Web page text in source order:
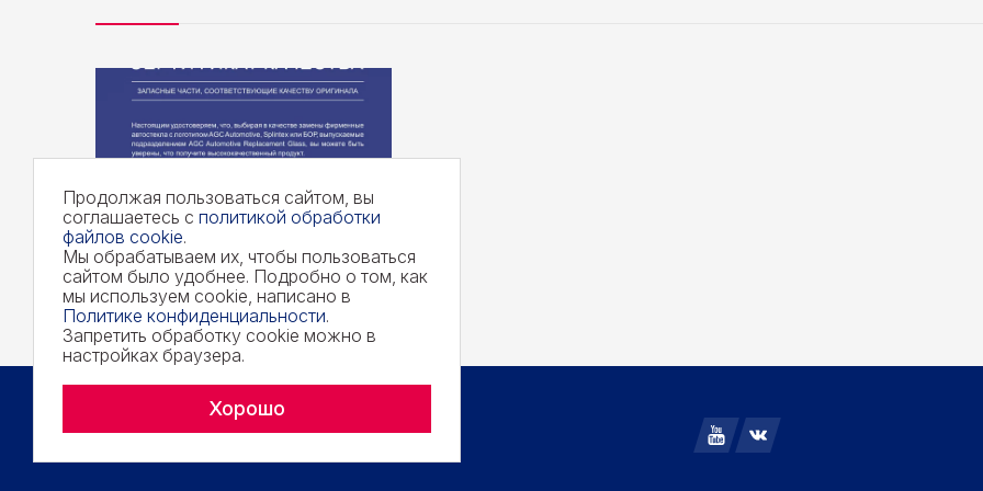
Copyright © 2026 AGC. All rights reserved.
Политика конфиденциальности
Продолжая пользоваться сайтом, вы
соглашаетесь с политикой обработки
файлов cookie.
Мы обрабатываем их, чтобы пользоваться
сайтом было удобнее. Подробно о том, как
мы используем cookie, написано в
Политике конфиденциальности.
Запретить обработку cookie можно в
настройках браузера.
Хорошо